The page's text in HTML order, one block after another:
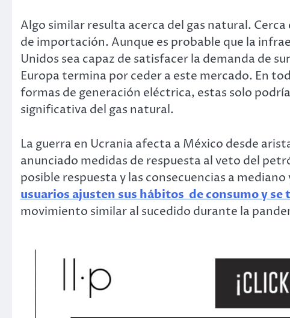
Algo similar resulta acerca del gas natural.
de importación. Aunque es probable que la
Unidos sea capaz de satisfacer la demanda de
Europa termina por ceder a este mercado. En
formas de generación eléctrica, estas solo
significativa del gas natural.
La guerra en Ucrania afecta a México desde
anunciado medidas de respuesta al veto del
posible respuesta y las consecuencias a mediano
usuarios ajusten sus hábitos de consumo y
movimiento similar al sucedido durante la